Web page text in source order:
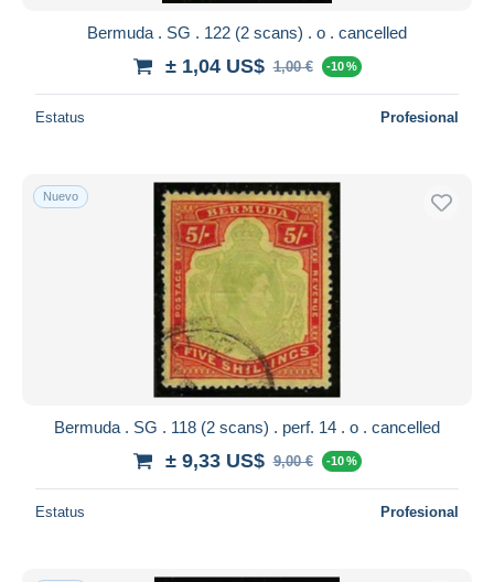
Bermuda . SG . 122 (2 scans) . o . cancelled
± 1,04 US$ 1,00 € -10 %
Estatus Profesional
Nuevo
Bermuda . SG . 118 (2 scans) . perf. 14 . o . cancelled
± 9,33 US$ 9,00 € -10 %
Estatus Profesional